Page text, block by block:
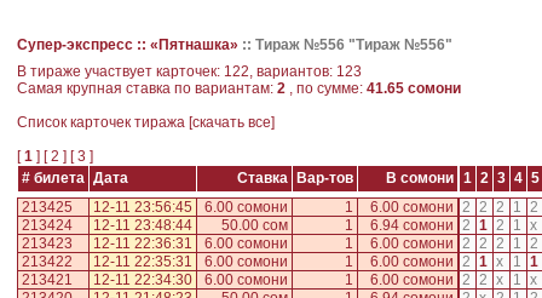
Супер-экспресс :: «Пятнашка» :: Тираж №556 "Тираж №556"
В тираже участвует карточек: 122, вариантов: 123
Самая крупная ставка по вариантам: 2 , по сумме: 41.65 сомони
Cписок карточек тиража [скачать все]
[1 ] [2 ] [3 ]
# билета Дата Ставка Вар-тов В сомони 1 2 3 4 5
213425
12-11 23:56:45 6.00 сомони 1 6.00 сомони 2 2 2 1 2
213424
12-11 23:48:44 50.00 сом 1 6.94 сомони 2 1 2 1 x
213423
12-11 22:36:31 6.00 сомони 1 6.00 сомони 2 2 2 1 2
213422
12-11 22:35:31 6.00 сомони 1 6.00 сомони 2 1 x 1 1
213421
12-11 22:34:30 6.00 сомони 1 6.00 сомони 2 2 x 1 x